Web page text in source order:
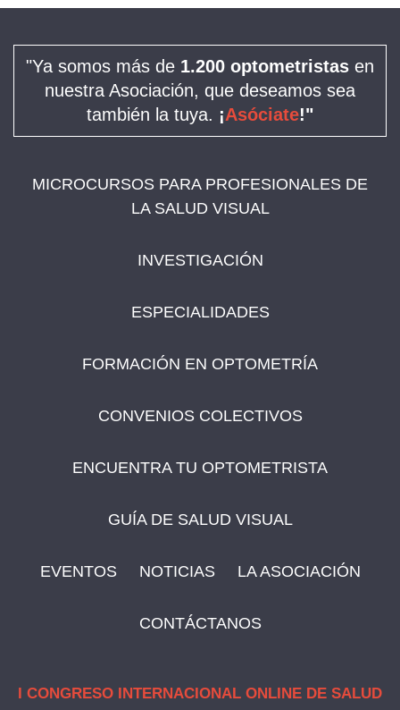
"Ya somos más de 1.200 optometristas en
nuestra Asociación, que deseamos sea
también la tuya. ¡Asóciate!"
MICROCURSOS PARA PROFESIONALES DE
LA SALUD VISUAL
INVESTIGACIÓN
ESPECIALIDADES
FORMACIÓN EN OPTOMETRÍA
CONVENIOS COLECTIVOS
ENCUENTRA TU OPTOMETRISTA
GUÍA DE SALUD VISUAL
EVENTOS NOTICIAS LA ASOCIACIÓN
CONTÁCTANOS
I CONGRESO INTERNACIONAL ONLINE DE SALUD